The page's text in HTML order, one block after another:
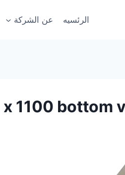
الرئسيه عن الشركة